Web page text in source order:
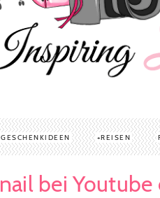
GESCHENKIDEEN REISEN
bei